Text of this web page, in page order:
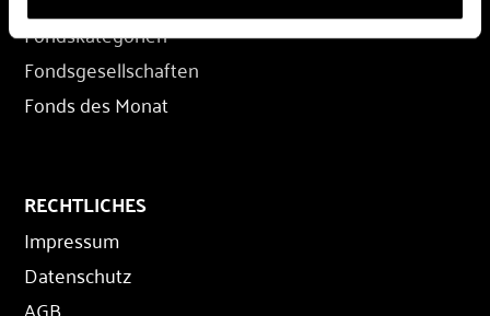
Fondskategorien
Fondsgesellschaften
Fonds des Monat
RECHTLICHES
Impressum
Datenschutz